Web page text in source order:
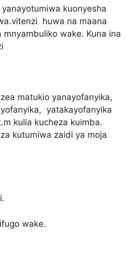
kuonyesha
huwa na maana
wake. Kuna ina
matukio yanayofanyika,
yatakayofanyika
kulia kucheza kuimba.
kutumiwa zaidi ya moja
wake.